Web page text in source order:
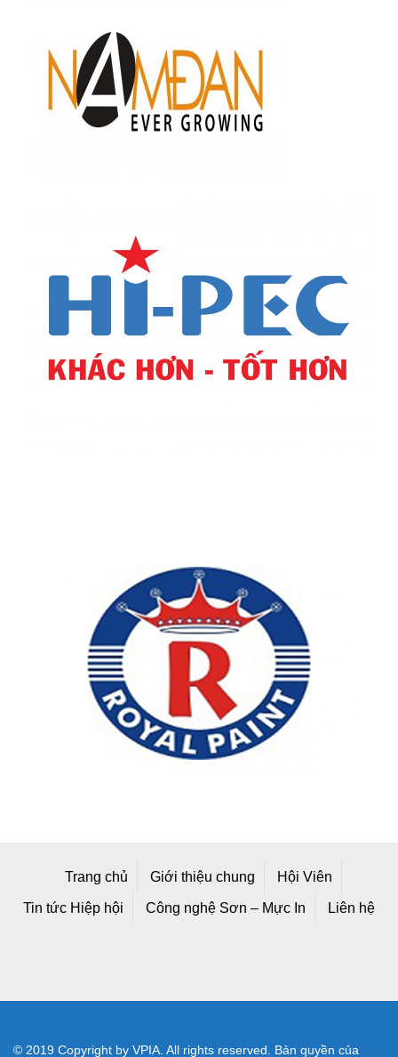
Trang chủ Giới thiệu chung Hội Viên
Tin tức Hiệp hội Công nghệ Sơn – Mực In Liên hệ
© 2019 Copyright by VPIA. All rights reserved. Bản quyền của